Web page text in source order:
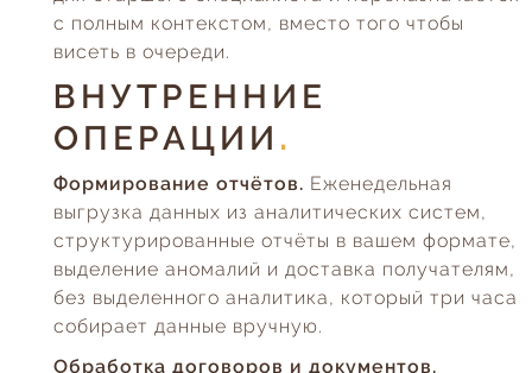
с полным контекстом, вместо того чтобы
висеть в очереди.
ВНУТРЕННИЕ
ОПЕРАЦИИ
Формирование отчётов. Еженедельная
выгрузка данных из аналитических систем,
структурированные отчёты в вашем формате,
выделение аномалий и доставка получателям,
без выделенного аналитика, который три часа
собирает данные вручную.
Обработка договоров и документов.